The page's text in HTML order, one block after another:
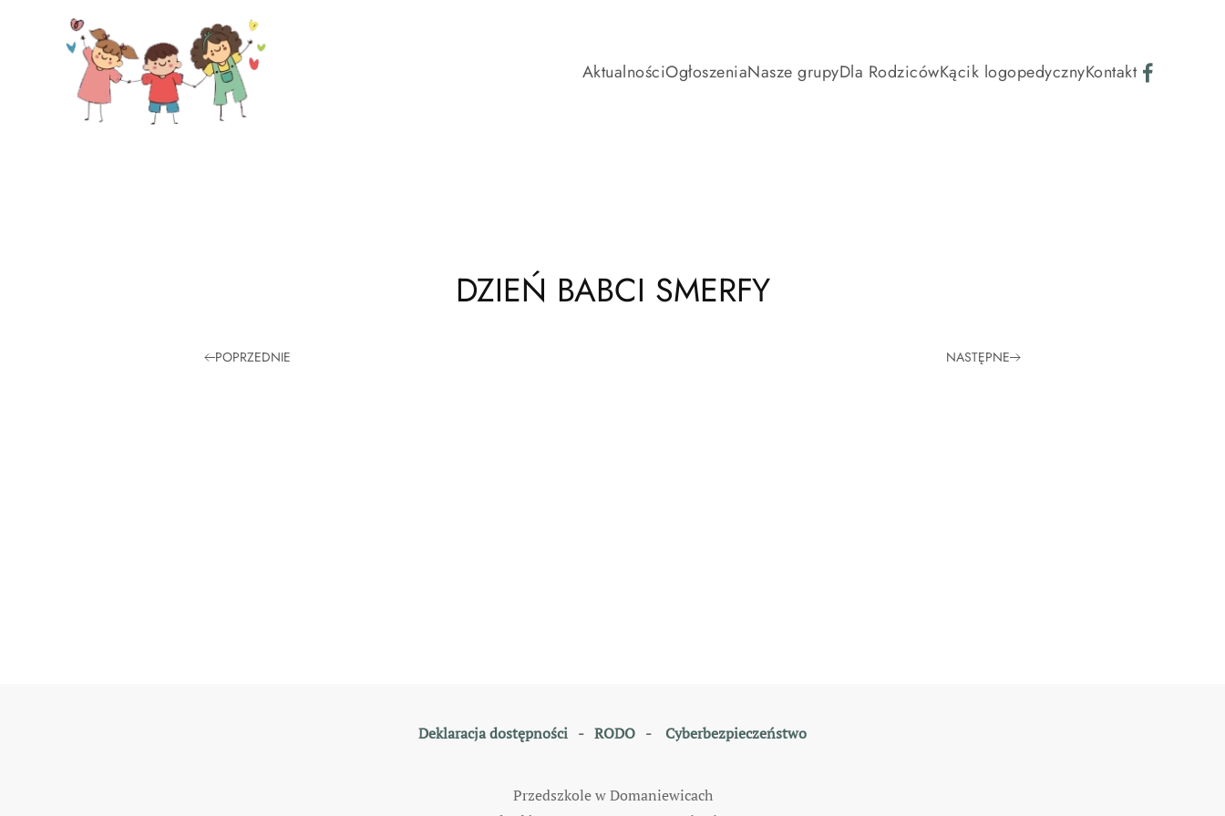
Skip to main content
AktualnościOgłoszeniaNasze grupyDla RodzicówKącik logopedycznyKontakt
DZIEŃ BABCI SMERFY
POPRZEDNIE NASTĘPNE
Deklaracja dostępności - RODO - Cyberbezpieczeństwo
Przedszkole w Domaniewicach